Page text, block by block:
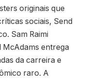
originais que
sociais, Send
Sam Raimi
entrega
da carreira e
raro. A